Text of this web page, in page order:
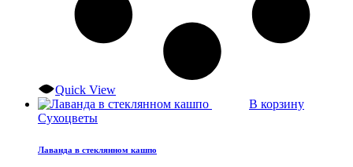
Quick View
В корзину
Сухоцветы
Лаванда в стеклянном кашпо